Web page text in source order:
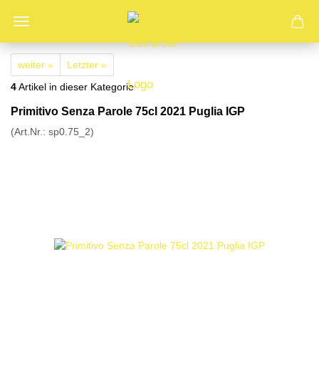
weiter »
Letzter »
4Artikel in dieser Kategorie
Primitivo Senza Parole 75cl 2021 Puglia IGP
(Art.Nr.: sp0.75_2)